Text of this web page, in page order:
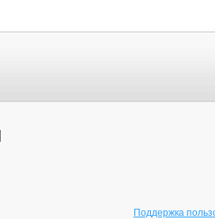
Поддержка